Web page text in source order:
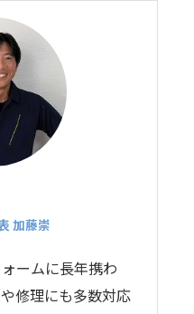
加藤崇
ームに長年携わ
修理にも多数対応